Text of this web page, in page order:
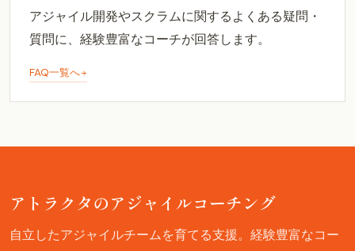
アジャイル開発やスクラムに関するよくある疑問・
質問に、経験豊富なコーチが回答します。
FAQ一覧へ
アトラクタのアジャイルコーチング
自立したアジャイルチームを育てる支援。経験豊富なコー